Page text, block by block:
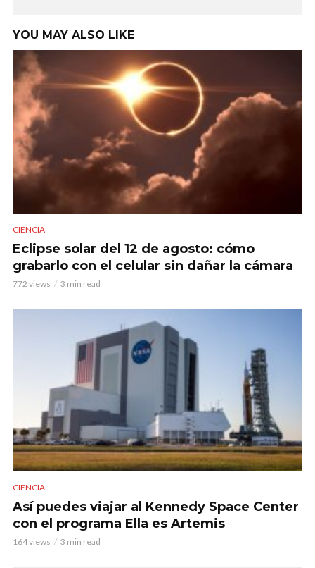
YOU MAY ALSO LIKE
CIENCIA
Eclipse solar del 12 de agosto: cómo
grabarlo con el celular sin dañar la cámara
772 views 3 min read
CIENCIA
Así puedes viajar al Kennedy Space Center
con el programa Ella es Artemis
164 views 3 min read